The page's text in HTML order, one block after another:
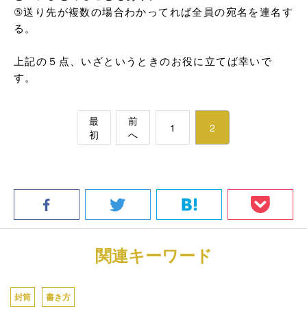
⑤送り先が複数の場合わかってれば全員の宛名を連名す
る。
上記の５点、いざというときのお役に立てば幸いで
す。
最
初
前
へ
1 2
関連キーワード
封筒 書き方